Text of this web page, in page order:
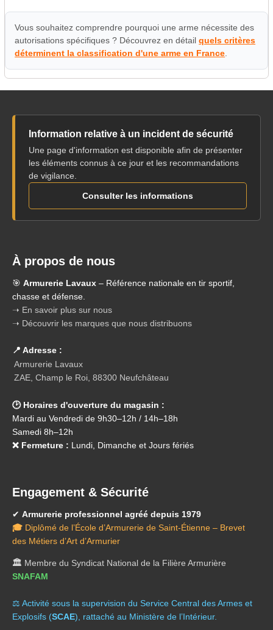
Vous souhaitez comprendre pourquoi une arme nécessite des
autorisations spécifiques ? Découvrez en détailquels critères
déterminent la classification d'une arme en France
Information relative à un incident de sécurité
Une page d'information est disponible afin de présenter
les éléments connus à ce jour et les recommandations
de vigilance.
Consulter les informations
À propos de nous
🎯 Armurerie Lavaux – Référence nationale en tir sportif,
chasse et défense.
➝ En savoir plus sur nous
➝ Découvrir les marques que nous distribuons
📍 Adresse :
Armurerie Lavaux
ZAE, Champ le Roi, 88300 Neufchâteau
🕑 Horaires d'ouverture du magasin :
Mardi au Vendredi de 9h30–12h / 14h–18h
Samedi 8h–12h
❌ Fermeture : Lundi, Dimanche et Jours fériés
Engagement & Sécurité
✔ Armurerie professionnel agréé depuis 1979
🎓 Diplômé de l’École d’Armurerie de Saint-Étienne – Brevet
des Métiers d’Art d’Armurier
🏛️ Membre du Syndicat National de la Filière Armurière
SNAFAM
⚖️ Activité sous la supervision du Service Central des Armes et
Explosifs (SCAE), rattaché au Ministère de l’Intérieur.